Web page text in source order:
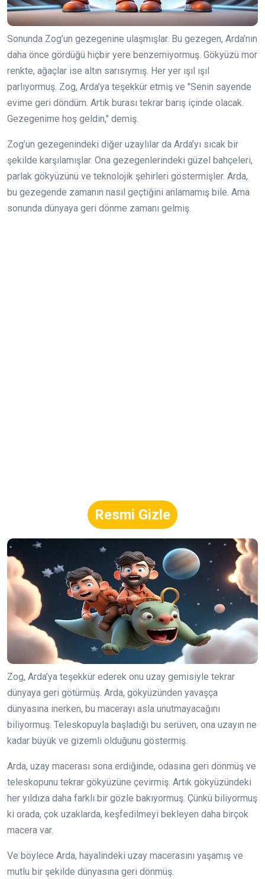
Sonunda Zog’un gezegenine ulaşmışlar. Bu gezegen, Arda’nın
daha önce gördüğü hiçbir yere benzemiyormuş. Gökyüzü mor
renkte, ağaçlar ise altın sarısıymış. Her yer ışıl ışıl
parlıyormuş. Zog, Arda’ya teşekkür etmiş ve "Senin sayende
evime geri döndüm. Artık burası tekrar barış içinde olacak.
Gezegenime hoş geldin," demiş.
Zog’un gezegenindeki diğer uzaylılar da Arda’yı sıcak bir
şekilde karşılamışlar. Ona gezegenlerindeki güzel bahçeleri,
parlak gökyüzünü ve teknolojik şehirleri göstermişler. Arda,
bu gezegende zamanın nasıl geçtiğini anlamamış bile. Ama
sonunda dünyaya geri dönme zamanı gelmiş.
Resmi Gizle
Zog, Arda’ya teşekkür ederek onu uzay gemisiyle tekrar
dünyaya geri götürmüş. Arda, gökyüzünden yavaşça
dünyasına inerken, bu macerayı asla unutmayacağını
biliyormuş. Teleskopuyla başladığı bu serüven, ona uzayın ne
kadar büyük ve gizemli olduğunu göstermiş.
Arda, uzay macerası sona erdiğinde, odasına geri dönmüş ve
teleskopunu tekrar gökyüzüne çevirmiş. Artık gökyüzündeki
her yıldıza daha farklı bir gözle bakıyormuş. Çünkü biliyormuş
ki orada, çok uzaklarda, keşfedilmeyi bekleyen daha birçok
macera var.
Ve böylece Arda, hayalindeki uzay macerasını yaşamış ve
mutlu bir şekilde dünyasına geri dönmüş.